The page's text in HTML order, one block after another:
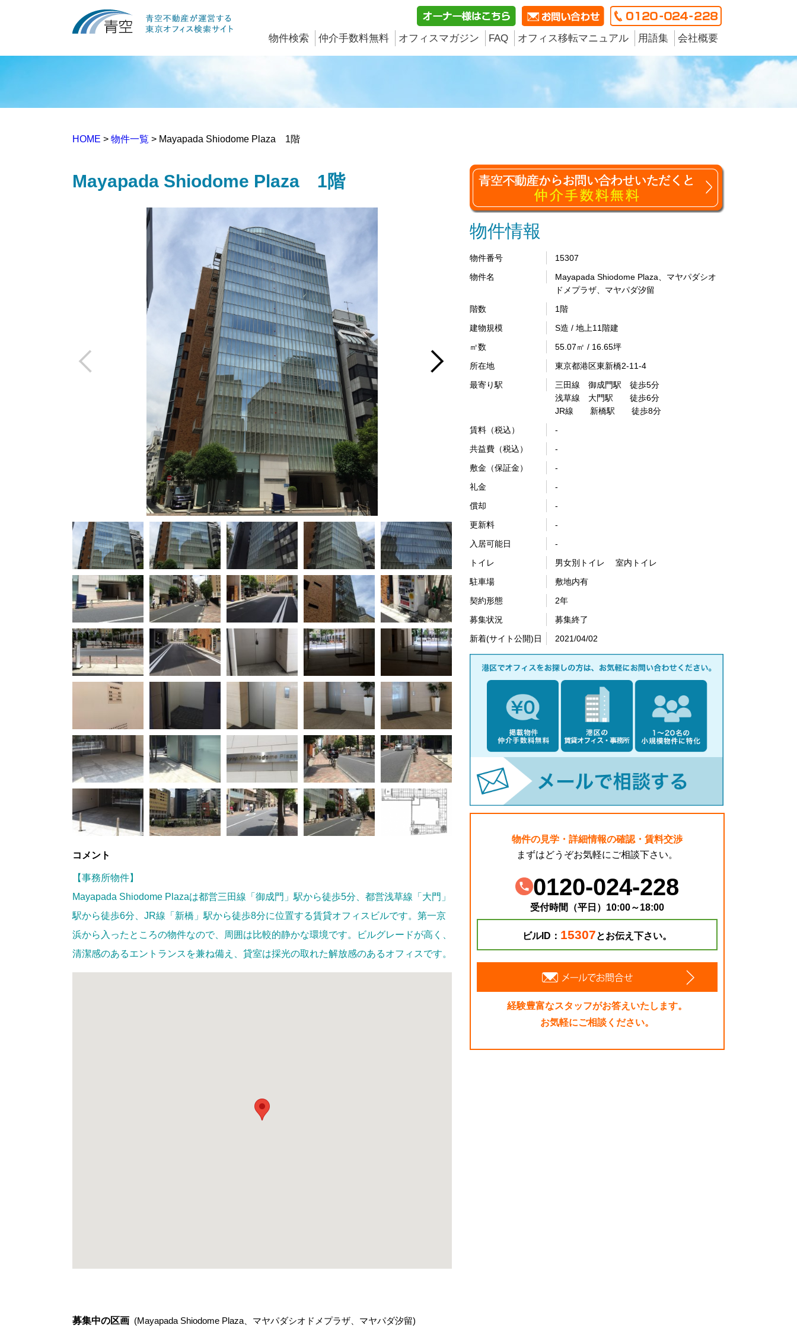
物件検索 仲介手数料無料 オフィスマガジン FAQ オフィス移転マニュアル 用語集 会社概要
HOME > 物件一覧 > Mayapada Shiodome Plaza 1階
Mayapada Shiodome Plaza 1階
コメント
【事務所物件】
Mayapada Shiodome Plazaは都営三田線「御成門」駅から徒歩5分、都営浅草線「大門」
駅から徒歩6分、JR線「新橋」駅から徒歩8分に位置する賃貸オフィスビルです。第一京
浜から入ったところの物件なので、周囲は比較的静かな環境です。ビルグレードが高く、
清潔感のあるエントランスを兼ね備え、貸室は採光の取れた解放感のあるオフィスです。
物件情報
物件番号
15307
物件名
Mayapada Shiodome Plaza、マヤパダシオ
ドメプラザ、マヤパダ汐留
階数
1階
建物規模
S造 / 地上11階建
㎡数
55.07㎡ / 16.65坪
所在地
東京都港区東新橋2-11-4
最寄り駅
三田線 御成門駅 徒歩5分
浅草線 大門駅 徒歩6分
JR線 新橋駅 徒歩8分
賃料（税込）
-
共益費（税込）
-
敷金（保証金）
-
礼金
-
償却
-
更新料
-
入居可能日
-
トイレ
男女別トイレ 室内トイレ
駐車場
敷地内有
契約形態
2年
募集状況
募集終了
新着(サイト公開)日
2021/04/02
物件の見学・詳細情報の確認・賃料交渉
まずはどうぞお気軽にご相談下さい。
0120-024-228
受付時間（平日）10:00～18:00
ビルID： 15307とお伝え下さい。
経験豊富なスタッフがお答えいたします。
お気軽にご相談ください。
募集中の区画 (Mayapada Shiodome Plaza、マヤパダシオドメプラザ、マヤパダ汐留)